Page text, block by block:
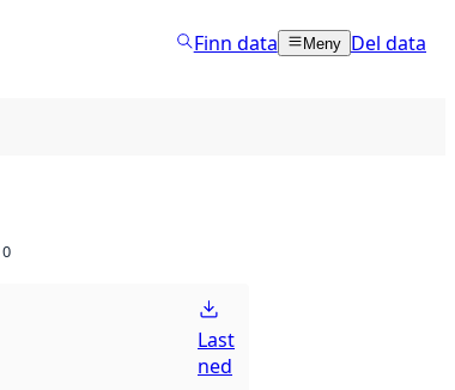
Finn data Meny Del data
0
Last
ned